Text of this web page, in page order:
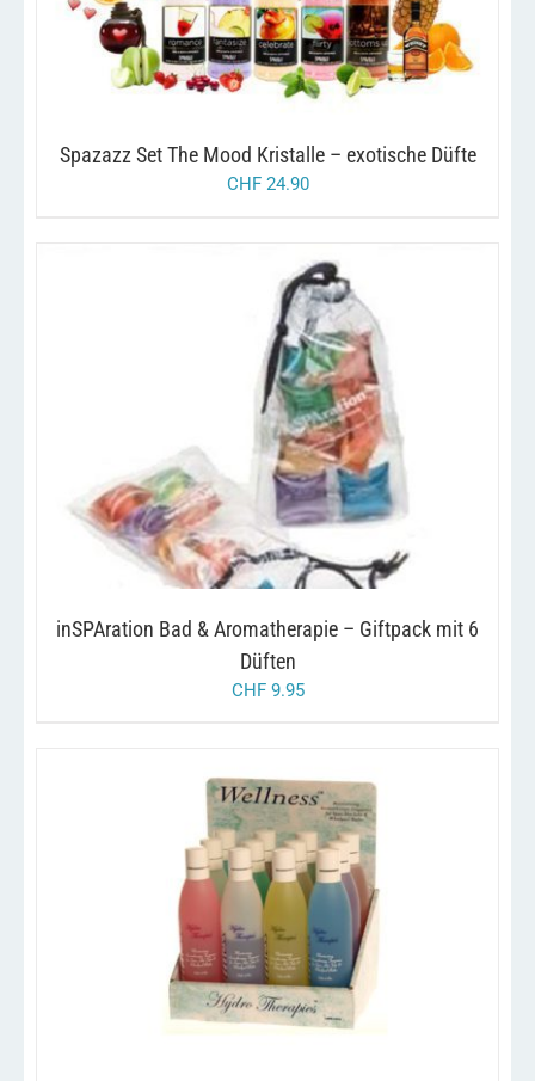
WEIST
MEHRERE
VARIANTEN
AUF.
DIE
KÖNNEN
DER
WERDEN
Spazazz Set The Mood Kristalle – exotische Düfte
CHF24.90
IN DEN WARENKORB / DETAILS
inSPAration Bad & Aromatherapie – Giftpack mit 6
Düften
CHF9.95
IN DEN WARENKORB / DETAILS